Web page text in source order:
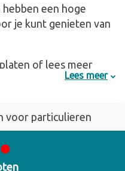
een hoge
je kunt genieten van
of lees meer
de verschillende
Lees meer
voor particulieren